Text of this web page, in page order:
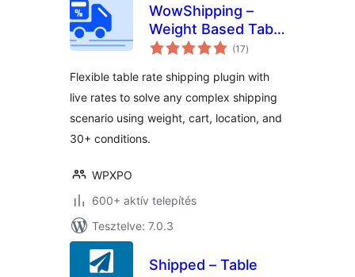
WowShipping –
Weight Based Table
Rate Shipping with
USPS, DHL
(17értékelés
összesen
)
Flexible table rate shipping plugin with
live rates to solve any complex shipping
scenario using weight, cart, location, and
30+ conditions.
WPXPO
600+ aktív telepítés
Tesztelve: 7.0.3
Shipped – Table